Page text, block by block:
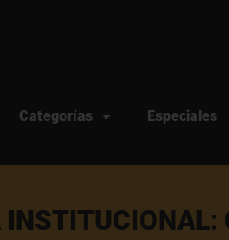
Categorías Especiales